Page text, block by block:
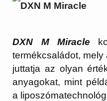
DXN M Miracle
termékcsaládot,
juttatja az olyan
anyagokat, mint
a